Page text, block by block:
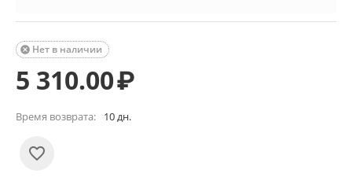
Нет в наличии

5 310.00₽
Время возврата: 10 дн.